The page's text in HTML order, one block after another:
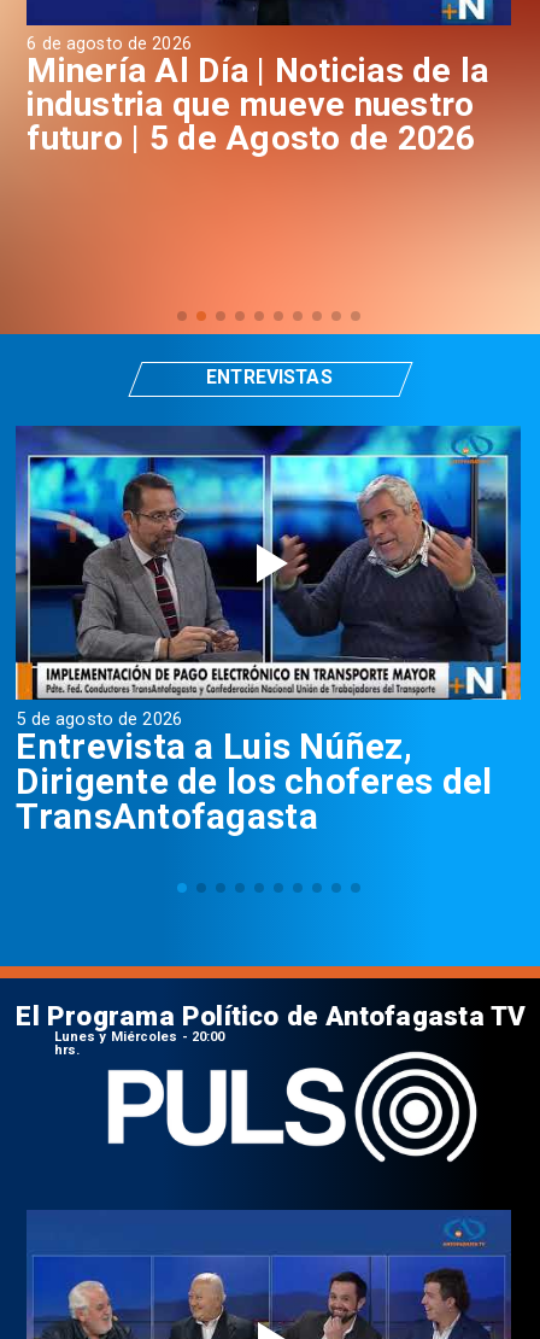
6 de agosto de 2026
Minería Al Día | Noticias de la
industria que mueve nuestro
futuro | 5 de Agosto de 2026
5 de agosto de 2026
Entrevista a Luis Núñez,
Dirigente de los choferes del
TransAntofagasta
ENTREVISTAS
El Programa Político de Antofagasta TV
Lunes y Miércoles - 20:00
hrs.